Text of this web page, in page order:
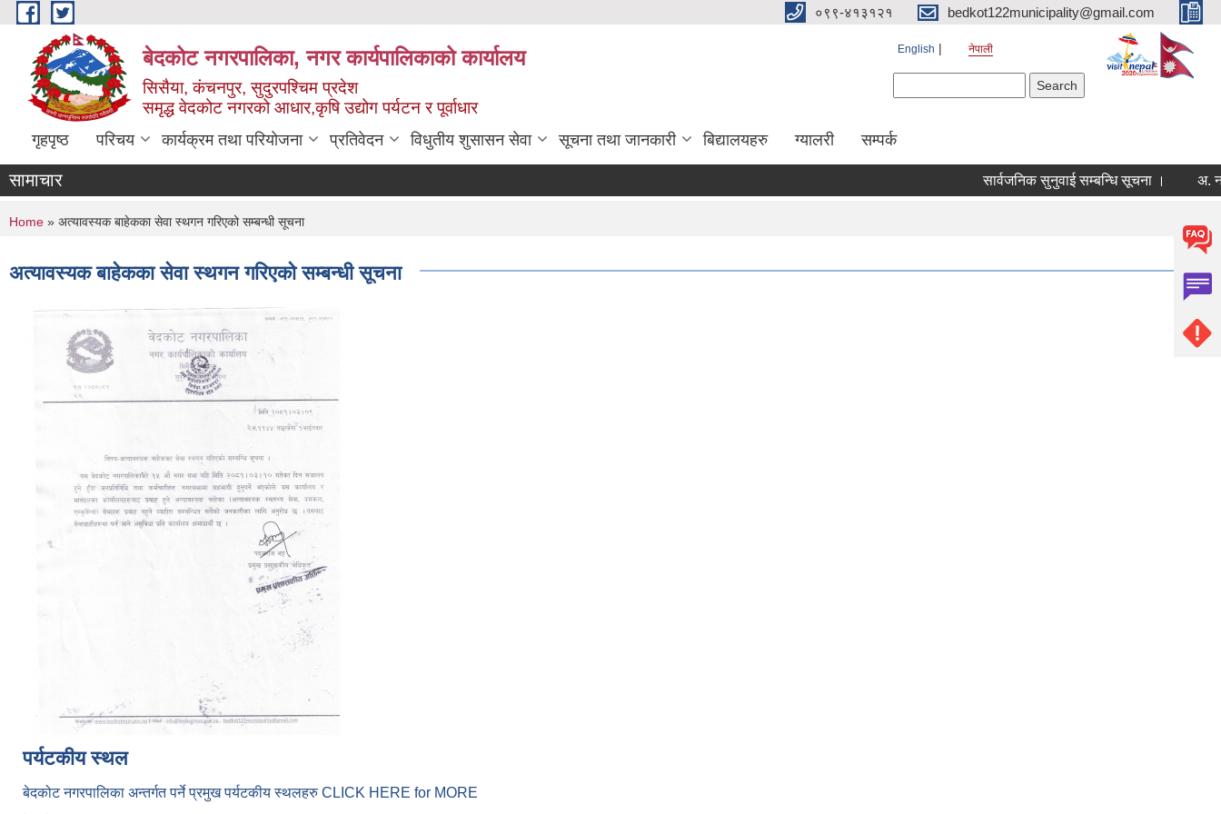
Skip to main content ०९९-४१३१२१ bedkot122municipality@gmail.com
बेदकोट नगरपालिका, नगर कार्यपालिकाको कार्यालय
सिसैया, कंचनपुर, सुदुरपश्चिम प्रदेश
समृद्ध वेदकोट नगरको आधार,कृषि उद्योग पर्यटन र पूर्वाधार
English नेपाली
गृहपृष्ठ परिचय कार्यक्रम तथा परियोजना प्रतिवेदन विधुतीय शुसासन सेवा सूचना तथा जानकारी बिद्यालयहरु ग्यालरी सम्पर्क
सामाचार सार्वजनिक सुनुवाई सम्बन्धि सूचना ।
You are here
Home » अत्यावस्यक बाहेकका सेवा स्थगन गरिएको सम्बन्धी सूचना
अत्यावस्यक बाहेकका सेवा स्थगन गरिएको सम्बन्धी सूचना
पर्यटकीय स्थल
बेदकोट नगरपालिका अन्तर्गत पर्ने प्रमुख पर्यटकीय स्थलहरु CLICK HERE for MORE